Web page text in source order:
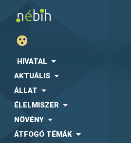
HIVATAL
AKTUÁLIS
ÁLLAT
ÉLELMISZER
NÖVÉNY
ÁTFOGÓ TÉMÁK